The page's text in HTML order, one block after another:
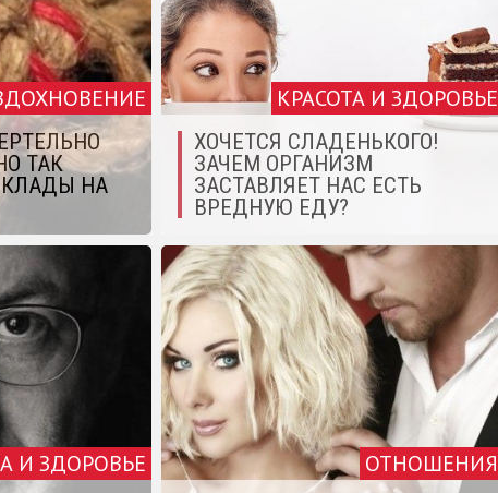
ТАК
НА
КРАСОТА И ЗДОРОВЬЕ
ХОЧЕТСЯ СЛАДЕНЬКОГО!
ЗАЧЕМ ОРГАНИЗМ
ЗАСТАВЛЯЕТ НАС ЕСТЬ
ВРЕДНУЮ ЕДУ?
И ЗДОРОВЬЕ ОТНОШЕНИЯ